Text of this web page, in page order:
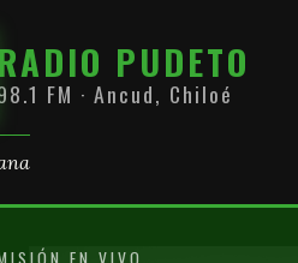
RADIO PUDETO
FM · Ancud, Chiloé